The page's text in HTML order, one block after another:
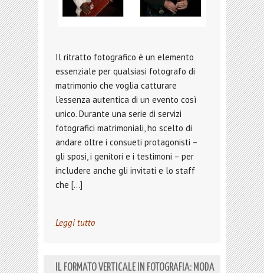
Il ritratto fotografico è un elemento
essenziale per qualsiasi fotografo di
matrimonio che voglia catturare
l’essenza autentica di un evento così
unico. Durante una serie di servizi
fotografici matrimoniali, ho scelto di
andare oltre i consueti protagonisti –
gli sposi, i genitori e i testimoni – per
includere anche gli invitati e lo staff
che […]
Leggi tutto
IL FORMATO VERTICALE IN FOTOGRAFIA: MODA